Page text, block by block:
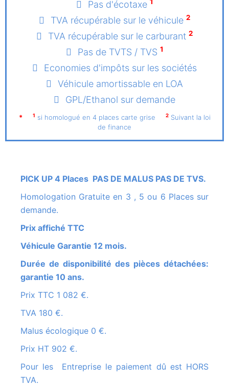
Pas d'écotaxe 1
TVA récupérable sur le véhicule 2
TVA récupérable sur le carburant 2
Pas de TVTS / TVS 1
Economies d'impôts sur les sociétés
Véhicule amortissable en LOA
GPL/Ethanol sur demande
* 1 si homologué en 4 places carte grise 2 Suivant la loi
de finance
PICK UP 4 Places PAS DE MALUS PAS DE TVS.
Homologation Gratuite en 3 , 5 ou 6 Places sur
demande.
Prix affiché TTC
Véhicule Garantie 12 mois.
Durée de disponibilité des pièces détachées:
garantie 10 ans.
Prix TTC 1 082 €.
TVA 180 €.
Malus écologique 0 €.
Prix HT 902 €.
Pour les Entreprise le paiement dû est HORS
TVA.